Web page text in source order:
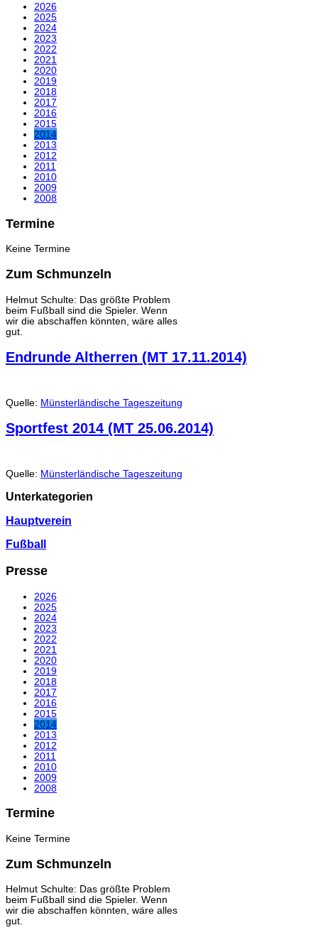
2026
2025
2024
2023
2022
2021
2020
2019
2018
2017
2016
2015
2014
2013
2012
2011
2010
2009
2008
Termine
Keine Termine
Zum Schmunzeln
Helmut Schulte: Das größte Problem
beim Fußball sind die Spieler. Wenn
wir die abschaffen könnten, wäre alles
gut.
Endrunde Altherren (MT 17.11.2014)
Quelle: Münsterländische Tageszeitung
Sportfest 2014 (MT 25.06.2014)
Quelle: Münsterländische Tageszeitung
Unterkategorien
Hauptverein
Fußball
Presse
2026
2025
2024
2023
2022
2021
2020
2019
2018
2017
2016
2015
2014
2013
2012
2011
2010
2009
2008
Termine
Keine Termine
Zum Schmunzeln
Helmut Schulte: Das größte Problem
beim Fußball sind die Spieler. Wenn
wir die abschaffen könnten, wäre alles
gut.